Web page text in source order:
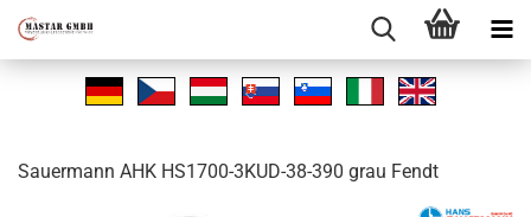
Sauer­mann AHK HS1700-​3KUD-38-390 grau Fendt